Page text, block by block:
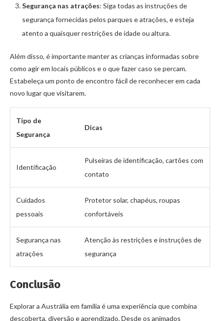
Segurança nas atrações: Siga todas as instruções de
segurança fornecidas pelos parques e atrações, e esteja
atento a quaisquer restrições de idade ou altura.
Além disso, é importante manter as crianças informadas sobre
como agir em locais públicos e o que fazer caso se percam.
Estabeleça um ponto de encontro fácil de reconhecer em cada
novo lugar que visitarem.
Tipo de
Segurança
Dicas
Identificação
Pulseiras de identificação, cartões com
contato
Cuidados
pessoais
Protetor solar, chapéus, roupas
confortáveis
Segurança nas
atrações
Atenção às restrições e instruções de
segurança
Conclusão
Explorar a Austrália em família é uma experiência que combina
descoberta, diversão e aprendizado. Desde os animados